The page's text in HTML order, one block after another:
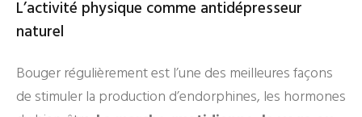
L’activité physique comme antidépresseur
naturel
Bouger régulièrement est l’une des meilleures façons
de stimuler la production d’endorphines, les hormones